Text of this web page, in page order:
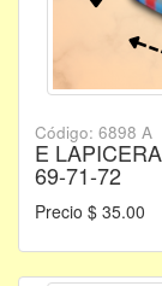
Código: 6898 A
E
69-71-72
Precio $ 35.00